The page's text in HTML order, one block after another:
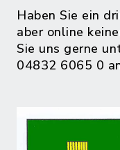
Haben Sie ein
aber online
Sie uns gerne
04832 6065 0